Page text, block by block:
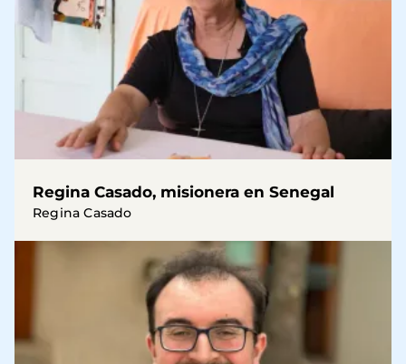
Regina Casado, misionera en Senegal
Regina Casado